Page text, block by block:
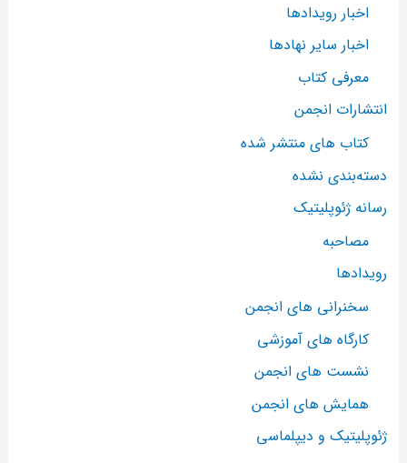
اخبار رویدادها
اخبار سایر نهادها
معرفی کتاب
انتشارات انجمن
کتاب های منتشر شده
دسته‌بندی نشده
رسانه ژئوپلیتیک
مصاحبه
رویدادها
سخنرانی های انجمن
کارگاه های آموزشی
نشست های انجمن
همایش های انجمن
ژئوپلیتیک و دیپلماسی